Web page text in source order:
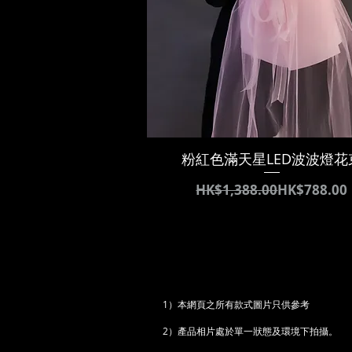
粉紅色滿天星LED波波燈花
通常価格
HK$1,388.00セール価格
HK$788.00
1）本網頁之所有款式圖片只供參考
2）產品相片處於單一狀態及環境下拍攝。